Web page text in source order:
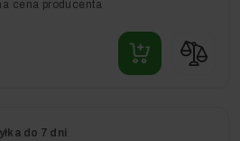
cena producenta
do 7 dni